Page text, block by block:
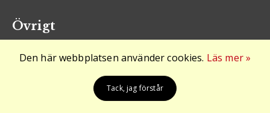
Övrigt
Logga in
Den här webbplatsen använder cookies. Läs mer »
Tack, jag förstår